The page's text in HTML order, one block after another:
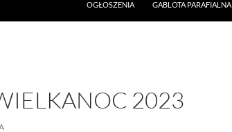
OGŁOSZENIA
GABLOTA PARAFIALNA
2023